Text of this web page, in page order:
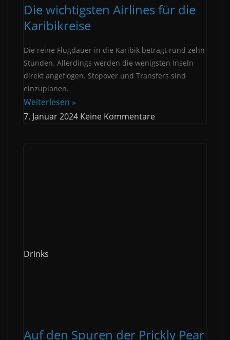
Die wichtigsten Airlines für die
Karibikreise
Die reine Flugdauer in die Karibik beträgt rund zehn
Stunden. Allerdings werden die wenigsten Inseln
direkt angeflogen. Stopover und Transfers sind
einzuplanen.
Weiterlesen »
7. Januar 2024 Keine Kommentare
Drinks
Auf den Spuren der Prickly Pear